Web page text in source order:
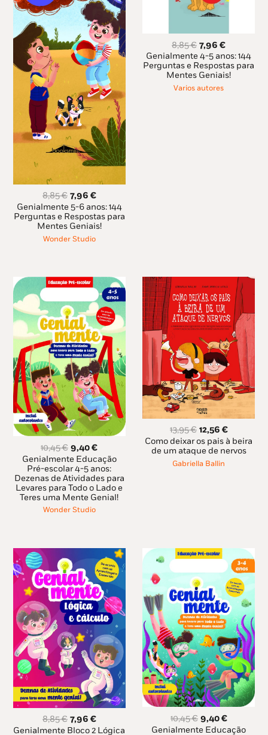
8,85€ O
preço
original
era:
8,85 €.
7,96 €O
preço
atual
é:
7,96 €.
Genialmente 5-6 anos: 144
Perguntas e Respostas para
Mentes Geniais!
Wonder Studio
8,85€ O
preço
original
era:
8,85 €.
7,96€O
preço
atual
é:
Genialmente 4-5 anos: 144
Perguntas e Respostas para
Mentes Geniais!
Varios autores
10,45€ O
preço
original
era:
10,45 €.
9,40€O
preço
atual
é:
9,40 €.
Genialmente Educação
Pré-escolar 4-5 anos:
Dezenas de Atividades para
Levares para Todo o Lado e
Teres uma Mente Genial!
Wonder Studio
13,95€ O
preço
original
era:
12,56 €O
preço
atual
Como deixar os pais à beira
de um ataque de nervos
Gabriella Ballin
8,85€ O
preço
7,96 €O
preço
Genialmente Bloco 2 Lógica
10,45€ O
preço
9,40€O
preço
Genialmente Educação